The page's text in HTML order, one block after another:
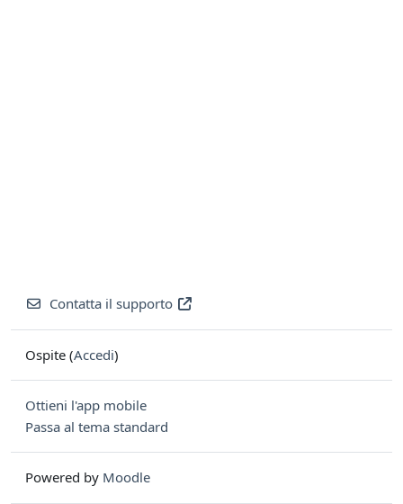
Contatta il supporto
Ospite (Accedi)
Ottieni l'app mobile
Passa al tema standard
Powered by Moodle